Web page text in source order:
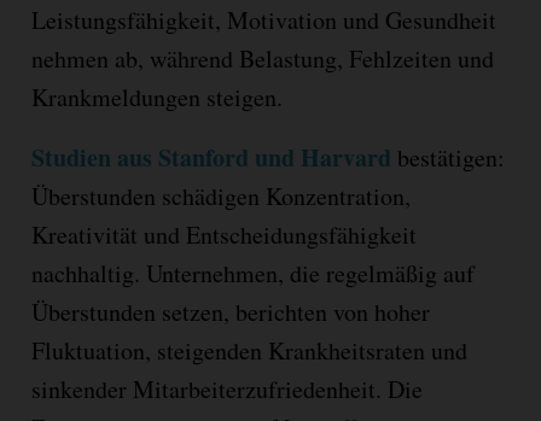
Leistungsfähigkeit, Motivation und Gesundheit
nehmen ab, während Belastung, Fehlzeiten und
Krankmeldungen steigen.
Studien aus Stanford und Harvard bestätigen:
Überstunden schädigen Konzentration,
Kreativität und Entscheidungsfähigkeit
nachhaltig. Unternehmen, die regelmäßig auf
Überstunden setzen, berichten von hoher
Fluktuation, steigenden Krankheitsraten und
sinkender Mitarbeiterzufriedenheit. Die